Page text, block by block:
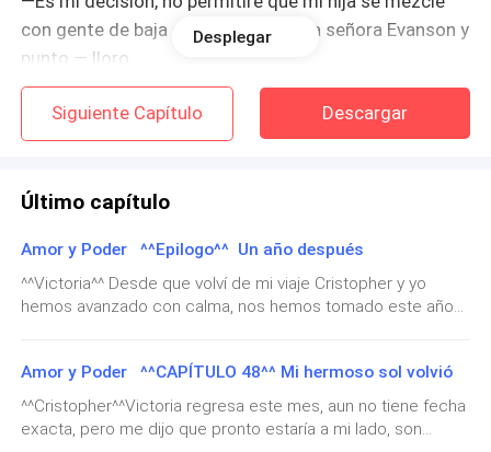
con gente de baja sociedad, serás la señora Evanson y
punto — lloro.
—No pueden pasar por encima de mi opinión,
simplemente no lo acepto — miro al tal Cristopher.
—Ya lo hice, no seas rebelde — Jensen morirá cuando
se enteré.
—Déjanos solos Víctor — al fin habla. Mi padre sin
rechinar se marcha dejándome con ese desconocido
— Es normal que actúes así, saber que te casarás con
alguien que no conoces debe ser difícil — posa sus
Desplegar
Siguiente Capítulo Descargar
Último capítulo
Amor y Poder ^^Epilogo^^ Un año después
^^Victoria^^ Desde que volví de mi viaje Cristopher y yo
hemos avanzado con calma, nos hemos tomado este año
cada vez que podemos venimos aquí a amarnos.
Obviamente vivimos juntos, era de suponerse que al yo
regresar él volviera a casa conmigo. Ambos tomamos la
decisión de hacer cambios en el hogar, cambiamos el color,
Amor y Poder ^^CAPÍTULO 48^^ Mi hermoso sol volvió
^^Cristopher^^Victoria regresa este mes, aun no tiene fecha
exacta, pero me dijo que pronto estaría a mi lado, son